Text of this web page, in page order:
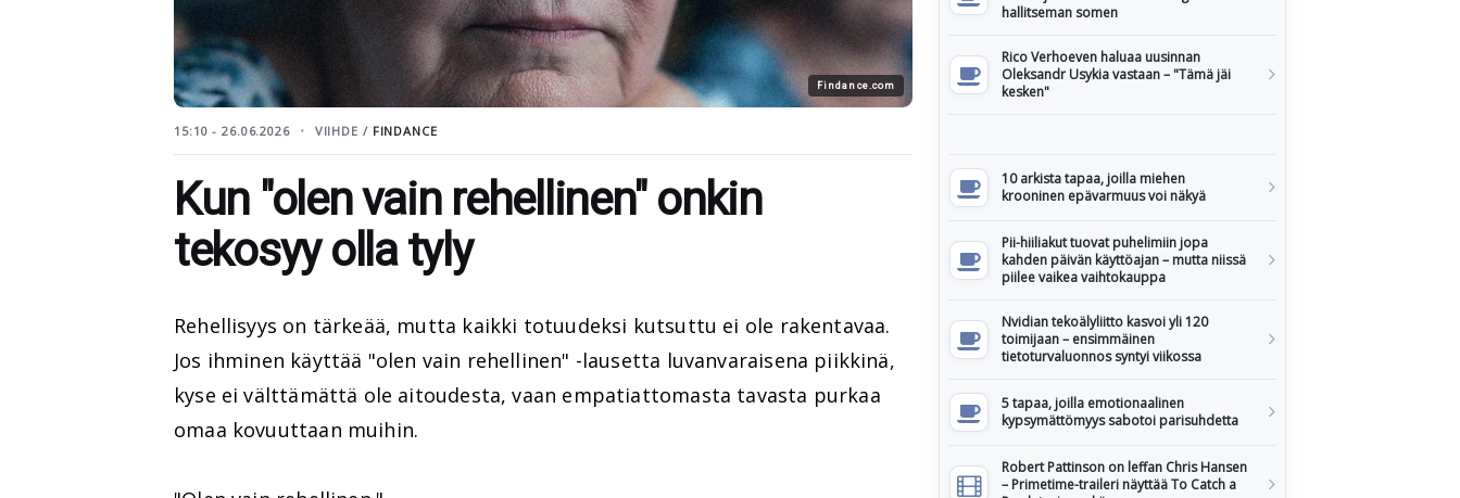
Findance.com
15:10 - 26.06.2026 VIIHDE / FINDANCE
Kun "olen vain rehellinen" onkin
tekosyy olla tyly
Rehellisyys on tärkeää, mutta kaikki totuudeksi kutsuttu ei ole rakentavaa.
Jos ihminen käyttää "olen vain rehellinen" -lausetta luvanvaraisena piikkinä,
kyse ei välttämättä ole aitoudesta, vaan empatiattomasta tavasta purkaa
omaa kovuuttaan muihin.
hallitseman somen
Rico Verhoeven haluaa uusinnan
Oleksandr Usykia vastaan – "Tämä jäi
kesken"
10 arkista tapaa, joilla miehen
krooninen epävarmuus voi näkyä
Pii-hiiliakut tuovat puhelimiin jopa
kahden päivän käyttöajan – mutta niissä
piilee vaikea vaihtokauppa
Nvidian tekoälyliitto kasvoi yli 120
toimijaan – ensimmäinen
tietoturvaluonnos syntyi viikossa
5 tapaa, joilla emotionaalinen
kypsymättömyys sabotoi parisuhdetta
Robert Pattinson on leffan Chris Hansen
– Primetime-traileri näyttää To Catch a